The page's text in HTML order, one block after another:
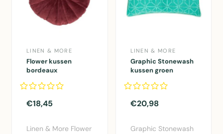
LINEN & MORE
Flower kussen
bordeaux
€18,45
Linen & More Flower
LINEN & MORE
Graphic Stonewash
kussen groen
€20,98
Graphic Stonewash